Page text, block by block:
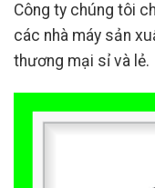
Công ty chúng tôi
các nhà máy sản
thương mại sỉ và lẻ.